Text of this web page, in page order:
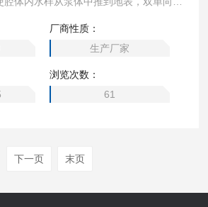
从而保证了水样的原始性。
厂商性质：
生产厂家
浏览次数：
61
下一页 末页